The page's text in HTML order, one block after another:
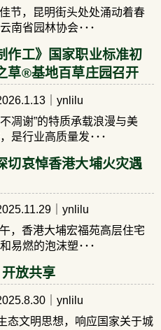
节，昆明街头处处涌动着春
南省园林协会･･･
作工》国家职业标准初
草®基地百草庄园召开
｜ynlilu
凋谢”的特质承载浪漫与美
是行业高质量发･･･
切哀悼香港大埔火灾遇
｜ynlilu
，香港大埔宏福苑高层住宅
易燃的泡沫塑･･･
放共享
｜ynlilu
态文明思想，响应国家关于城